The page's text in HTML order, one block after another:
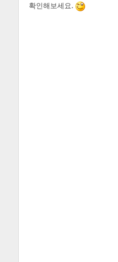
확인해보세요.